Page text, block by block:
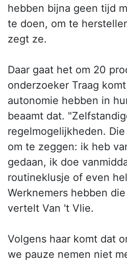
hebben bijna geen tijd
te doen, om te
zegt ze.
Daar gaat het om 20
onderzoeker Traag
autonomie hebben in
beaamt dat.
regelmogelijkheden.
om te zeggen: ik heb
gedaan, ik doe
routineklusje of even
Werknemers hebben
vertelt Van 't Vlie.
Volgens haar komt dat
we pauze nemen niet